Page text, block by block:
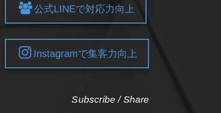
公式LINEで対応力向上
Instagramで集客力向上
Subscribe / Share